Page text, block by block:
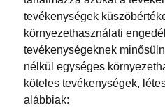
tevékenységek
környezethasználati
tevékenységeknek
nélkül egységes
köteles tevékenységek,
alábbiak: